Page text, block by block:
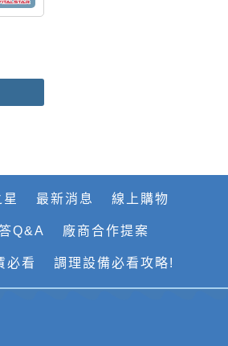
最新消息 線上購物
Q&A 廠商合作提案
必看 調理設備必看攻略!